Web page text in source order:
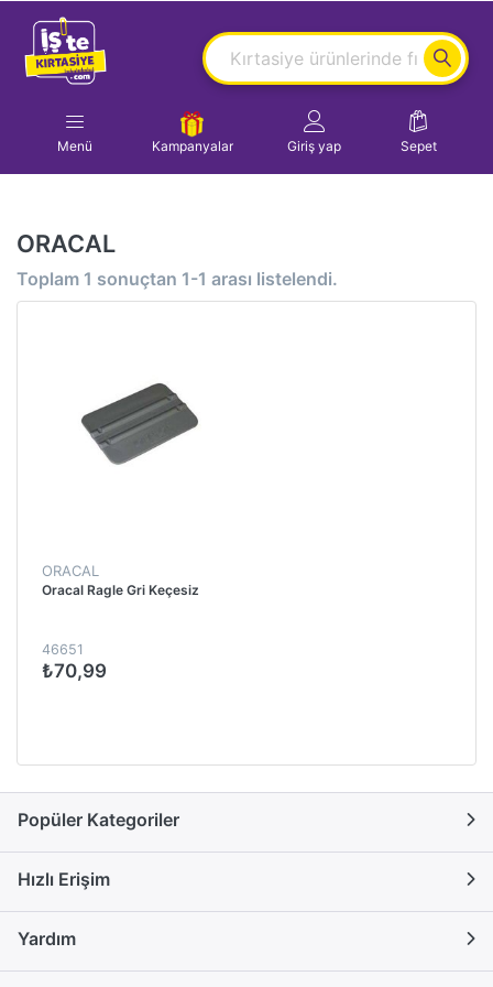
Menü Kampanyalar Giriş yap Sepet
ORACAL
Toplam 1 sonuçtan 1-1 arası listelendi.
ORACAL
Oracal Ragle Gri Keçesiz
46651
₺70,99
Popüler Kategoriler
Hızlı Erişim
Yardım